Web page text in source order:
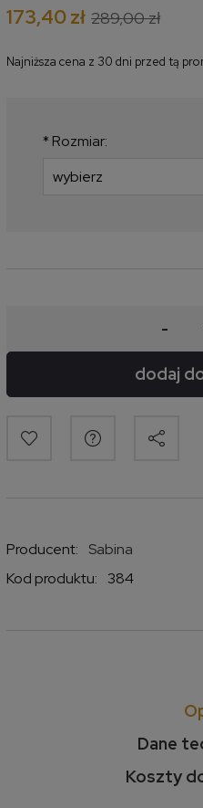
173,40 zł 289,00 zł
Najniższa cena z 30 dni przed tą
* Rozmiar:
-
dodaj
Producent:
Sabina
Kod produktu:
384
Dane
Koszty
Cena nie zawiera